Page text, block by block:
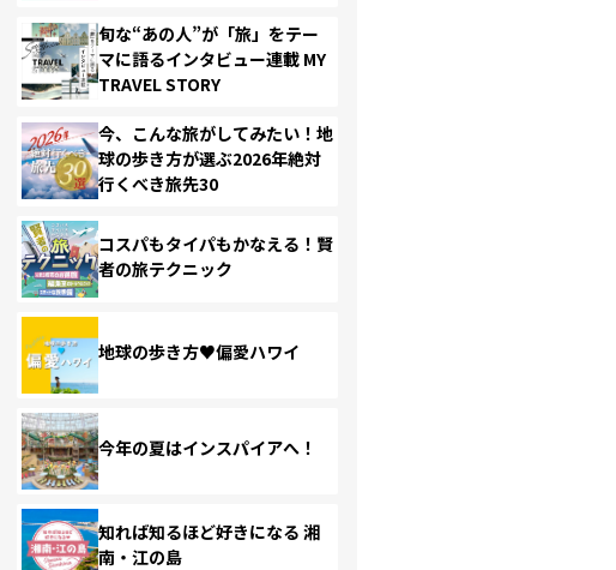
旬な“あの人”が「旅」をテー
マに語るインタビュー連載 MY
TRAVEL STORY
今、こんな旅がしてみたい！地
球の歩き方が選ぶ2026年絶対
行くべき旅先30
コスパもタイパもかなえる！賢
者の旅テクニック
地球の歩き方♥偏愛ハワイ
今年の夏はインスパイアへ！
知れば知るほど好きになる 湘
南・江の島